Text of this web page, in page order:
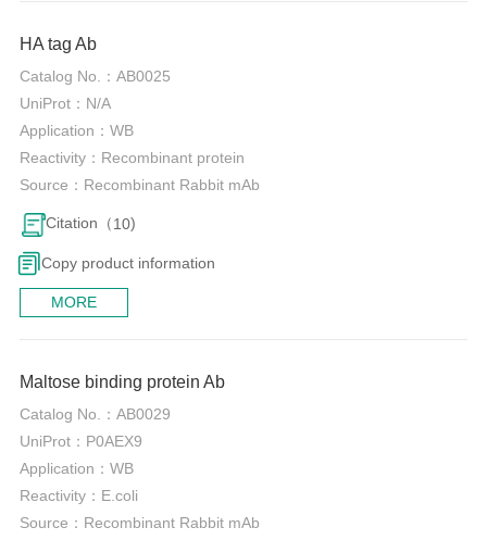
HA tag Ab
Catalog No.： AB0025
UniProt： N/A
Application： WB
Reactivity： Recombinant protein
Source： Recombinant Rabbit mAb
Citation（10)
Copy product information
MORE
Maltose binding protein Ab
Catalog No.： AB0029
UniProt： P0AEX9
Application： WB
Reactivity： E.coli
Source： Recombinant Rabbit mAb